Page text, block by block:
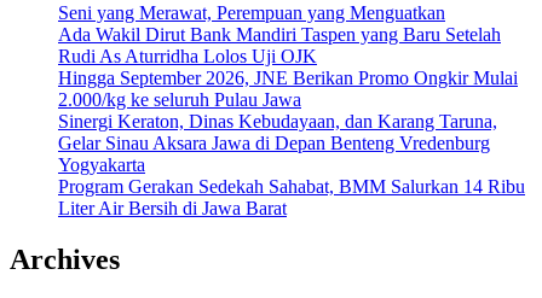
Seni yang Merawat, Perempuan yang Menguatkan
Ada Wakil Dirut Bank Mandiri Taspen yang Baru Setelah
Rudi As Aturridha Lolos Uji OJK
Hingga September 2026, JNE Berikan Promo Ongkir Mulai
2.000/kg ke seluruh Pulau Jawa
Sinergi Keraton, Dinas Kebudayaan, dan Karang Taruna,
Gelar Sinau Aksara Jawa di Depan Benteng Vredenburg
Yogyakarta
Program Gerakan Sedekah Sahabat, BMM Salurkan 14 Ribu
Liter Air Bersih di Jawa Barat
Archives